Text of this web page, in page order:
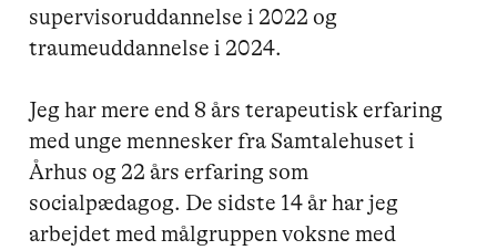
supervisoruddannelse i 2022 og
traumeuddannelse i 2024.
Jeg har mere end 8 års terapeutisk erfaring
med unge mennesker fra Samtalehuset i
Århus og 22 års erfaring som
socialpædagog. De sidste 14 år har jeg
arbejdet med målgruppen voksne med